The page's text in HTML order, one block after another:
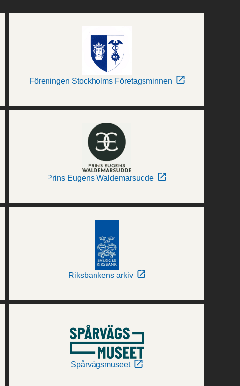
Föreningen Stockholms Företagsminnen
Prins Eugens Waldemarsudde
Riksbankens arkiv
Spårvägsmuseet